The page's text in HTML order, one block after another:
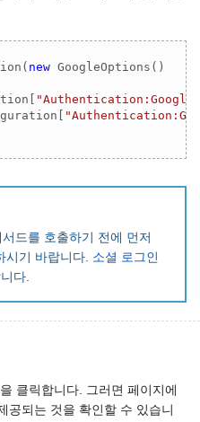
new GoogleOptions()
서드를 호출하기 전에 먼저
시기 바랍니다. 소셜 로그인
다.
을 클릭합니다. 그러면 페이지에
공되는 것을 확인할 수 있습니